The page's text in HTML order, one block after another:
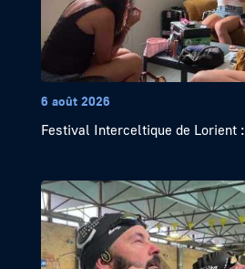
6 août 2026
Festival Interceltique de Lorient